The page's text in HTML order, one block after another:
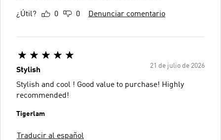
¿Útil? 0 0 Denunciar comentario
21 de julio de 2026
Stylish
Stylish and cool ! Good value to purchase! Highly
recommended!
Tigerlam
Traducir al español